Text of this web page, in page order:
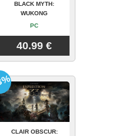
BLACK MYTH:
WUKONG
PC
40.99 €
CLAIR OBSCUR: